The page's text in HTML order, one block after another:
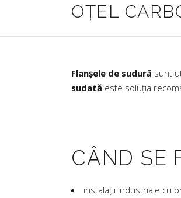
OȚEL
Flanșele de sudură sunt
sudată este soluția
CÂND SE
instalații industriale cu